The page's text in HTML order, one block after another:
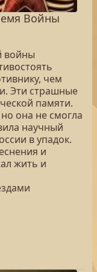
Войны
войны
чем
Эти страшные
памяти.
она не смогла
научный
в упадок.
и
жить и